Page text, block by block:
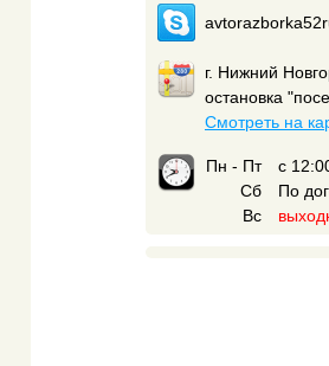
г. Нижний
остановка
Смотреть на
Пн - Пт
с
Сб
По
Вс